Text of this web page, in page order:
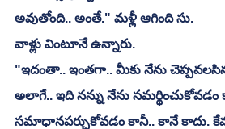
అవుతోంది.. అంతే." మళ్లీ ఆగింది సు.
వాళ్లు వింటూనే ఉన్నారు.
"ఇదంతా.. ఇంతగా.. మీకు నేను
అలాగే.. ఇది నన్ను నేను సమర్థించుకోవడం
సమాధానపర్చుకోవడం కానీ.. కానే కాదు.